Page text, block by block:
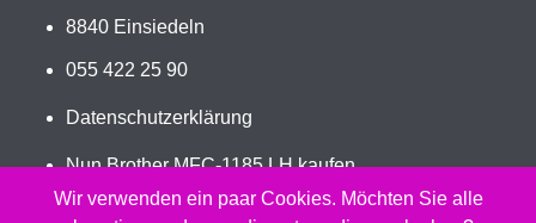
8840 Einsiedeln
055 422 25 90
Datenschutzerklärung
Nun Brother MFC-1185 LH kaufen
Jetzt LC-900VAL bestellen
Wir verwenden ein paar Cookies. Möchten Sie alle